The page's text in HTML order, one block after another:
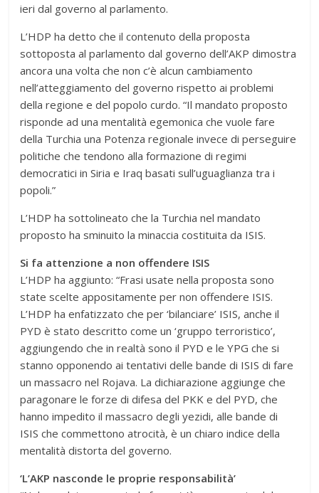
ieri dal governo al parlamento.
L’HDP ha detto che il contenuto della proposta
sottoposta al parlamento dal governo dell’AKP dimostra
ancora una volta che non c’è alcun cambiamento
nell’atteggiamento del governo rispetto ai problemi
della regione e del popolo curdo. “Il mandato proposto
risponde ad una mentalità egemonica che vuole fare
della Turchia una Potenza regionale invece di perseguire
politiche che tendono alla formazione di regimi
democratici in Siria e Iraq basati sull’uguaglianza tra i
popoli.”
L’HDP ha sottolineato che la Turchia nel mandato
proposto ha sminuito la minaccia costituita da ISIS.
Si fa attenzione a non offendere ISIS
L’HDP ha aggiunto: “Frasi usate nella proposta sono
state scelte appositamente per non offendere ISIS.
L’HDP ha enfatizzato che per ‘bilanciare’ ISIS, anche il
PYD è stato descritto come un ‘gruppo terroristico’,
aggiungendo che in realtà sono il PYD e le YPG che si
stanno opponendo ai tentativi delle bande di ISIS di fare
un massacro nel Rojava. La dichiarazione aggiunge che
paragonare le forze di difesa del PKK e del PYD, che
hanno impedito il massacro degli yezidi, alle bande di
ISIS che commettono atrocità, è un chiaro indice della
mentalità distorta del governo.
‘L’AKP nasconde le proprie responsabilità’